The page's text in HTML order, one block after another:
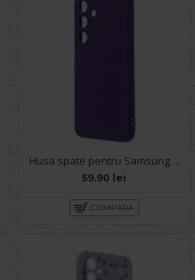
Husa spate pentru Samsung Galaxy S24 Plus Silicon Line - Mov
59.90 lei
CUMPARA